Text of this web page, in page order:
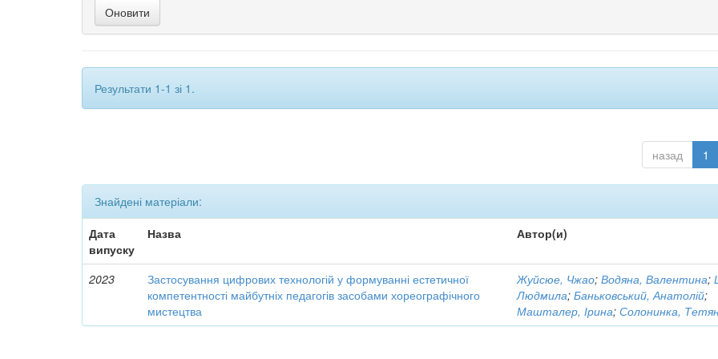
Результати 1-1 зі 1.
назад 1
Знайдені матеріали:
Дата
випуску
Назва Автор(и)
2023
Застосування цифрових технологій у формуванні естетичної
компетентності майбутніх педагогів засобами хореографічного
мистецтва
Жуйсюе, Чжао;Водяна, Валентина;
Людмила;Баньковський, Анатолій;
Машталер, Ірина;Солонинка,